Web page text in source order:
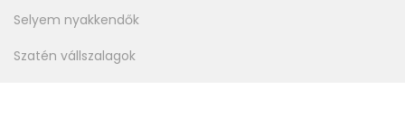
Selyem nyakkendők
Szatén vállszalagok